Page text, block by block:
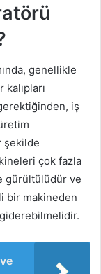
genellikle
kalıpları
iş
şekilde
çok fazla
gürültülüdür ve
bir makineden